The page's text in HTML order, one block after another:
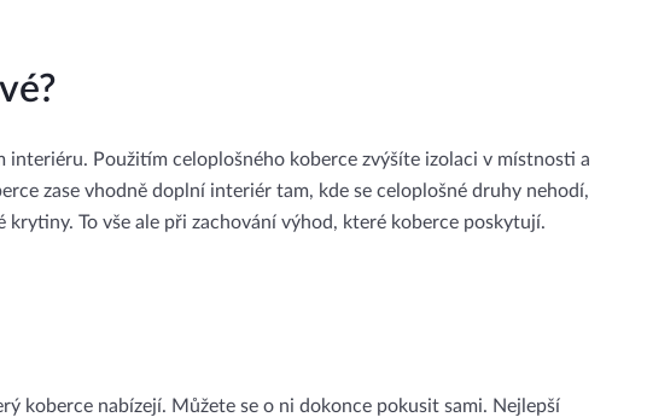
interiéru. Použitím celoplošného koberce zvýšíte izolaci v místnosti a
zase vhodně doplní interiér tam, kde se celoplošné druhy nehodí,
To vše ale při zachování výhod, které koberce poskytují.
koberce nabízejí. Můžete se o ni dokonce pokusit sami. Nejlepší